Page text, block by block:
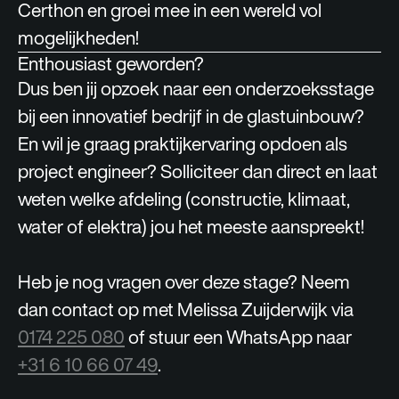
Certhon en groei mee in een wereld vol
mogelijkheden!
Enthousiast geworden?
Dus ben jij opzoek naar een onderzoeksstage
bij een innovatief bedrijf in de glastuinbouw?
En wil je graag praktijkervaring opdoen als
project engineer? Solliciteer dan direct en laat
weten welke afdeling (constructie, klimaat,
water of elektra) jou het meeste aanspreekt!
Heb je nog vragen over deze stage? Neem
dan contact op met Melissa Zuijderwijk via
0174 225 080of stuur een WhatsApp naar
+31 6 10 66 07 49.